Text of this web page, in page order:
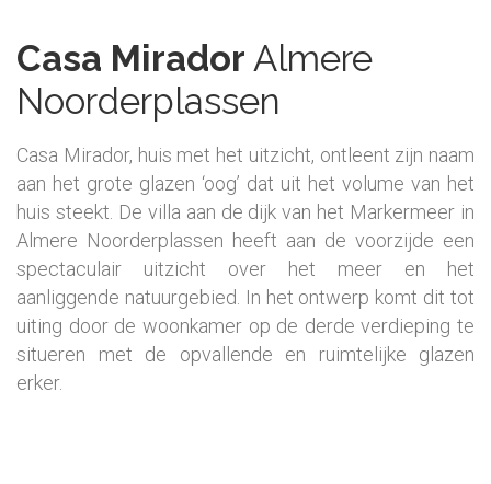
Casa Mirador Almere
Noorderplassen
Casa Mirador, huis met het uitzicht, ontleent zijn naam
aan het grote glazen ‘oog’ dat uit het volume van het
huis steekt. De villa aan de dijk van het Markermeer in
Almere Noorderplassen heeft aan de voorzijde een
spectaculair uitzicht over het meer en het
aanliggende natuurgebied. In het ontwerp komt dit tot
uiting door de woonkamer op de derde verdieping te
situeren met de opvallende en ruimtelijke glazen
erker.